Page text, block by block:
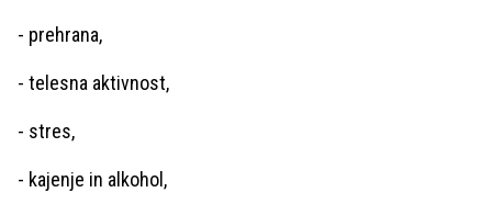
- prehrana,
- telesna aktivnost,
- stres,
- kajenje in alkohol,